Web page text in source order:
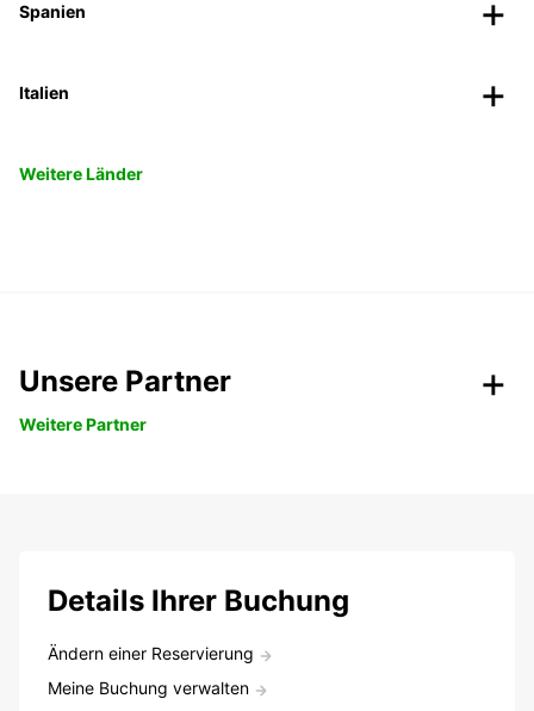
Spanien
Italien
Weitere Länder
Unsere Partner
Weitere Partner
Details Ihrer Buchung
Ändern einer Reservierung
Meine Buchung verwalten